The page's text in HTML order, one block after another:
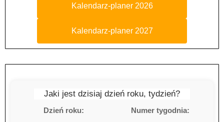
Kalendarz-planer 2026
Kalendarz-planer 2027
Jaki jest dzisiaj dzień roku, tydzień?
Dzień roku: Numer tygodnia: